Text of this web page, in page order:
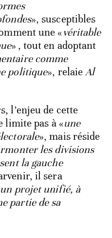
», susceptibles
une «véritable
» , tout en adoptant
comme
politique», relaieAl
l’enjeu de cette
limite pas à «une
», mais réside
les divisions
la gauche
il sera
un projet unifié, à
partie de sa